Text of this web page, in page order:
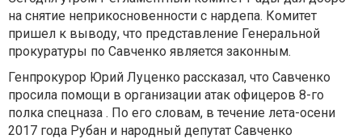
на снятие неприкосновенности с нардепа. Комитет
пришел к выводу, что представление Генеральной
прокуратуры по Савченко является законным.
Генпрокурор Юрий Луценко рассказал, что Савченко
просила помощи в организации атак офицеров 8-го
полка спецназа . По его словам, в течение лета-осени
2017 года Рубан и народный депутат Савченко